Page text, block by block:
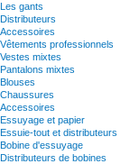
Les gants
Distributeurs
Accessoires
Vêtements professionnels
Vestes mixtes
Pantalons mixtes
Blouses
Chaussures
Accessoires
Essuyage et papier
Essuie-tout et distributeurs
Bobine d'essuyage
Distributeurs de bobines